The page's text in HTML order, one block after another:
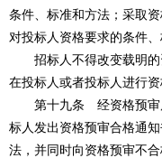
条件、标准和方法；采取
对投标人资格要求的条件、
招标人不得改变载明的
在投标人或者投标人进行资
第十九条 经资格预审后
标人发出资格预审合格通
法，并同时向资格预审不